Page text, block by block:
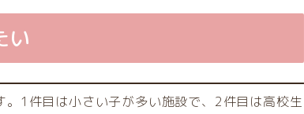
い
1件目は小さい子が多い施設で、2件目は高校生